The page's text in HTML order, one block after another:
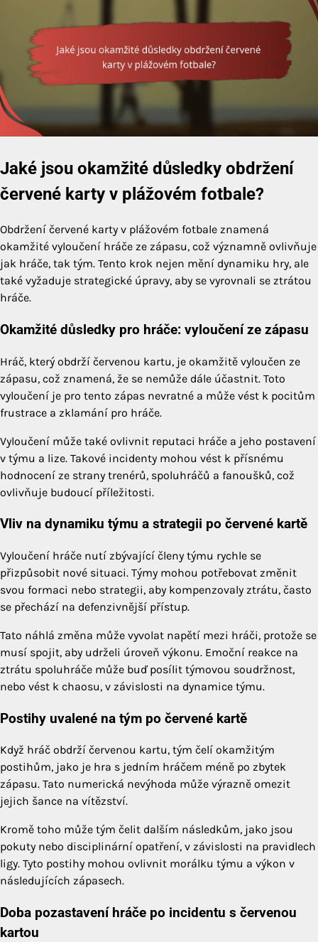
Jaké jsou okamžité důsledky obdržení
červené karty v plážovém fotbale?
Obdržení červené karty v plážovém fotbale znamená
okamžité vyloučení hráče ze zápasu, což významně ovlivňuje
jak hráče, tak tým. Tento krok nejen mění dynamiku hry, ale
také vyžaduje strategické úpravy, aby se vyrovnali se ztrátou
hráče.
Okamžité důsledky pro hráče: vyloučení ze zápasu
Hráč, který obdrží červenou kartu, je okamžitě vyloučen ze
zápasu, což znamená, že se nemůže dále účastnit. Toto
vyloučení je pro tento zápas nevratné a může vést k pocitům
frustrace a zklamání pro hráče.
Vyloučení může také ovlivnit reputaci hráče a jeho postavení
v týmu a lize. Takové incidenty mohou vést k přísnému
hodnocení ze strany trenérů, spoluhráčů a fanoušků, což
ovlivňuje budoucí příležitosti.
Vliv na dynamiku týmu a strategii po červené kartě
Vyloučení hráče nutí zbývající členy týmu rychle se
přizpůsobit nové situaci. Týmy mohou potřebovat změnit
svou formaci nebo strategii, aby kompenzovaly ztrátu, často
se přechází na defenzivnější přístup.
Tato náhlá změna může vyvolat napětí mezi hráči, protože se
musí spojit, aby udrželi úroveň výkonu. Emoční reakce na
ztrátu spoluhráče může buď posílit týmovou soudržnost,
nebo vést k chaosu, v závislosti na dynamice týmu.
Postihy uvalené na tým po červené kartě
Když hráč obdrží červenou kartu, tým čelí okamžitým
postihům, jako je hra s jedním hráčem méně po zbytek
zápasu. Tato numerická nevýhoda může výrazně omezit
jejich šance na vítězství.
Kromě toho může tým čelit dalším následkům, jako jsou
pokuty nebo disciplinární opatření, v závislosti na pravidlech
ligy. Tyto postihy mohou ovlivnit morálku týmu a výkon v
následujících zápasech.
Doba pozastavení hráče po incidentu s červenou
kartou